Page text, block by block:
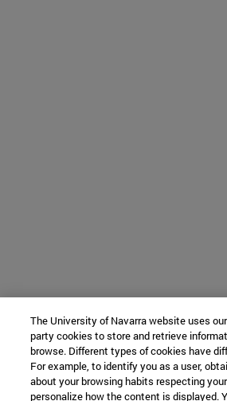
The University of Navarra website uses
party cookies to store and retrieve
browse. Different types of cookies have
For example, to identify you as a user,
about your browsing habits respecting
personalize how the content is displayed.